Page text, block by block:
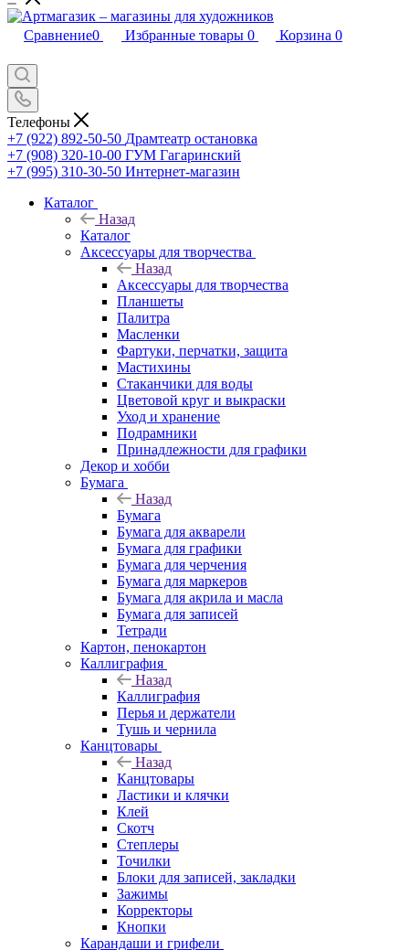
Сравнение0 Избранные товары 0 Корзина 0
Телефоны
+7 (922) 892-50-50 Драмтеатр остановка
+7 (908) 320-10-00 ГУМ Гагаринский
+7 (995) 310-30-50 Интернет-магазин
Каталог
Назад
Каталог
Аксессуары для творчества
Назад
Аксессуары для творчества
Планшеты
Палитра
Масленки
Фартуки, перчатки, защита
Мастихины
Стаканчики для воды
Цветовой круг и выкраски
Уход и хранение
Подрамники
Принадлежности для графики
Декор и хобби
Бумага
Назад
Бумага
Бумага для акварели
Бумага для графики
Бумага для черчения
Бумага для маркеров
Бумага для акрила и масла
Бумага для записей
Тетради
Картон, пенокартон
Каллиграфия
Назад
Каллиграфия
Перья и держатели
Тушь и чернила
Канцтовары
Назад
Канцтовары
Ластики и клячки
Клей
Скотч
Степлеры
Точилки
Блоки для записей, закладки
Зажимы
Корректоры
Кнопки
Карандаши и грифели